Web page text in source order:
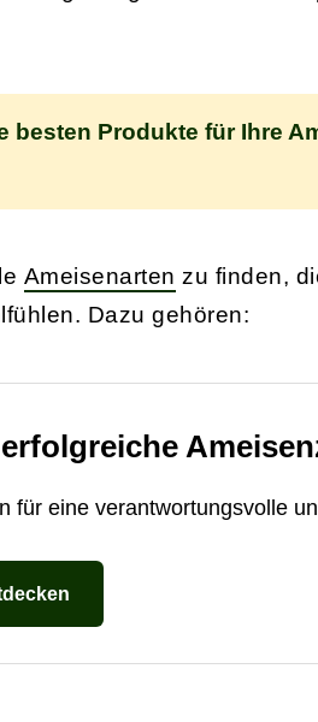
besten Produkte für Ihre
Ameisenarten zu finden,
Dazu gehören:
für eine verantwortungsvolle